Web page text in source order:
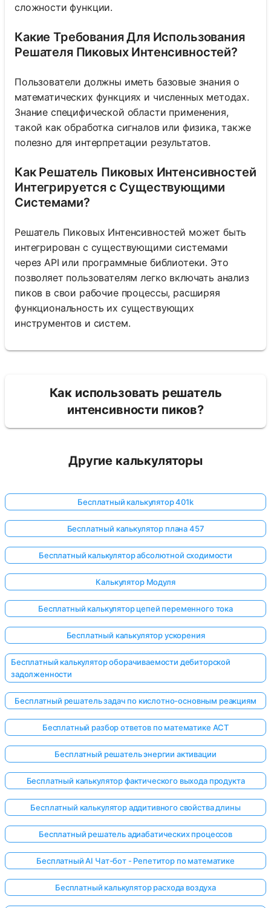
сложности функции.
Какие Требования Для Использования
Решателя Пиковых Интенсивностей?
Пользователи должны иметь базовые знания о
математических функциях и численных методах.
Знание специфической области применения,
такой как обработка сигналов или физика, также
полезно для интерпретации результатов.
Как Решатель Пиковых Интенсивностей
Интегрируется с Существующими
Системами?
Решатель Пиковых Интенсивностей может быть
интегрирован с существующими системами
через API или программные библиотеки. Это
позволяет пользователям легко включать анализ
пиков в свои рабочие процессы, расширяя
функциональность их существующих
инструментов и систем.
Как использовать решатель
интенсивности пиков?
Другие калькуляторы
Бесплатный калькулятор 401k
Бесплатный калькулятор плана 457
Бесплатный калькулятор абсолютной сходимости
Калькулятор Модуля
Бесплатный калькулятор цепей переменного тока
Бесплатный калькулятор ускорения
Бесплатный калькулятор оборачиваемости дебиторской
задолженности
Бесплатный решатель задач по кислотно-основным реакциям
Бесплатный разбор ответов по математике ACT
Бесплатный решатель энергии активации
Бесплатный калькулятор фактического выхода продукта
Бесплатный калькулятор аддитивного свойства длины
Бесплатный решатель адиабатических процессов
Бесплатный AI Чат-бот - Репетитор по математике
Бесплатный калькулятор расхода воздуха